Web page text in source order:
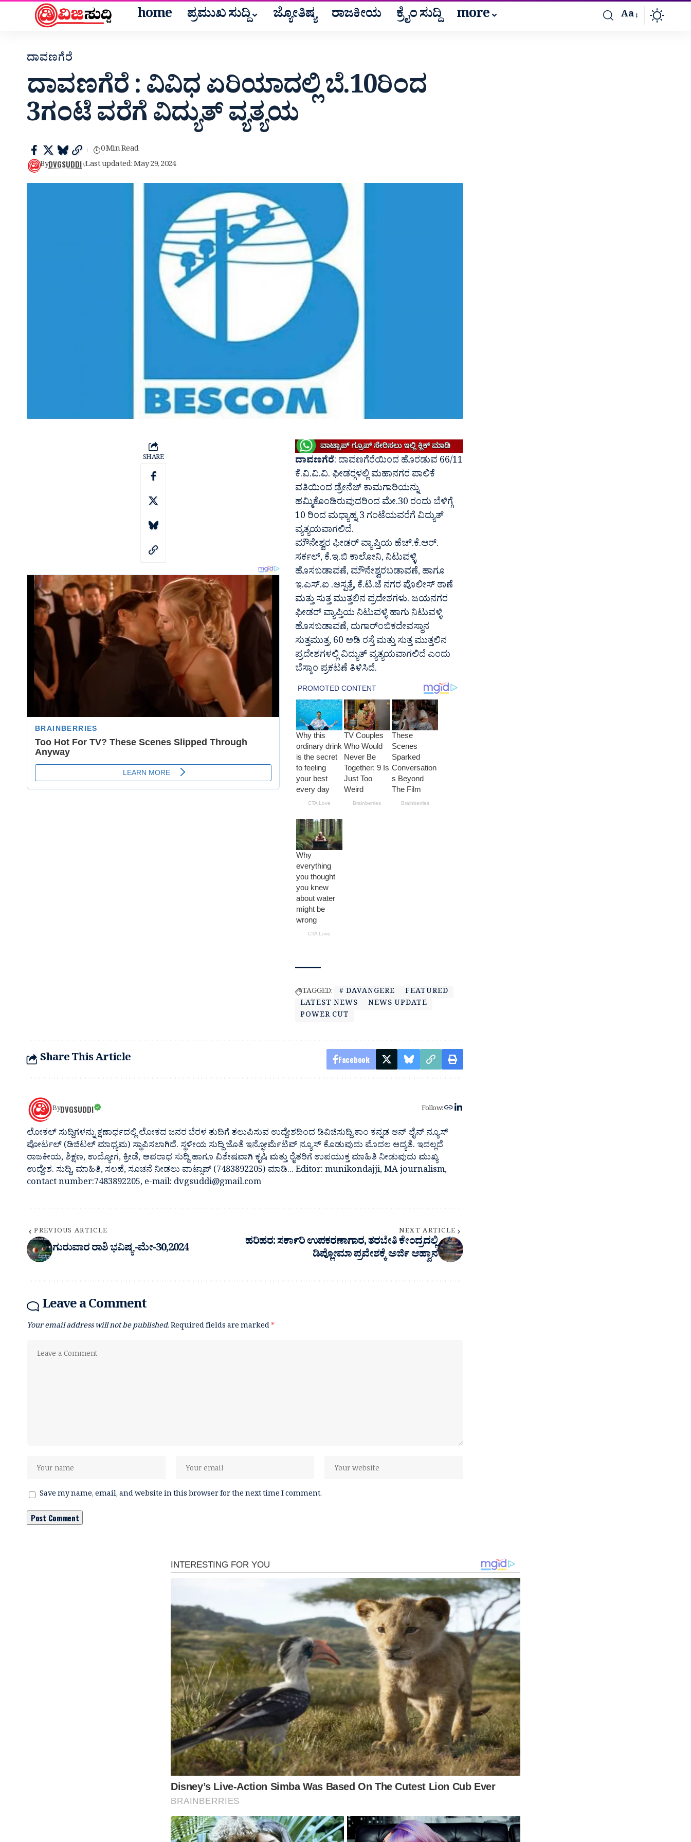
home ಪ್ರಮುಖ ಸುದ್ದಿ ಜ್ಯೋತಿಷ್ಯ ರಾಜಕೀಯ ಕ್ರೈಂ ಸುದ್ದಿ more Aa
ದಾವಣಗೆರೆ
ದಾವಣಗೆರೆ : ವಿವಿಧ ಏರಿಯಾದಲ್ಲಿ ಬೆ.10ರಿಂದ
3ಗಂಟೆ ವರೆಗೆ ವಿದ್ಯುತ್ ವ್ಯತ್ಯಯ
ByDVGSUDDI Last updated: May 29, 2024
0 Min Read
SHARE ದಾವಣಗೆರೆ: ದಾವಣಗೆರೆಯಿಂದ ಹೊರಡುವ 66/11
ಕೆ.ವಿ.ವಿ.ವಿ. ಫೀಡರ್‍ಗಳಲ್ಲಿ ಮಹಾನಗರ ಪಾಲಿಕೆ
ವತಿಯಿಂದ ಡ್ರೇನೆಜ್ ಕಾಮಗಾರಿಯನ್ನು
ಹಮ್ಮಿಕೊಂಡಿರುವುದರಿಂದ ಮೇ.30 ರಂದು ಬೆಳಿಗ್ಗೆ
10 ರಿಂದ ಮಧ್ಯಾಹ್ನ 3 ಗಂಟೆಯವರೆಗೆ ವಿದ್ಯುತ್
ವ್ಯತ್ಯಯವಾಗಲಿದೆ.
ಮೌನೇಶ್ವರ ಫೀಡರ್ ವ್ಯಾಪ್ತಿಯ ಹೆಚ್.ಕೆ.ಆರ್.
ಸರ್ಕಲ್, ಕೆ.ಇ.ಬಿ ಕಾಲೋನಿ, ನಿಟುವಳ್ಳಿ
ಹೊಸಬಡಾವಣೆ, ಮೌನೇಶ್ವರಬಡಾವಣೆ, ಹಾಗೂ
ಇ.ಎಸ್.ಐ .ಆಸ್ಪತ್ರೆ, ಕೆ.ಟಿ.ಜೆ ನಗರ ಪೊಲೀಸ್ ಠಾಣೆ
ಮತ್ತು ಸುತ್ತ ಮುತ್ತಲಿನ ಪ್ರದೇಶಗಳು.‌ ಜಯನಗರ
ಫೀಡರ್ ವ್ಯಾಪ್ತಿಯ ನಿಟುವಳ್ಳಿ ಹಾಗು ನಿಟುವಳ್ಳಿ
ಹೊಸಬಡಾವಣೆ, ದುಗಾರ್ಂಬಿಕದೇವಸ್ಥಾನ
ಸುತ್ತಮುತ್ತ, 60 ಅಡಿ ರಸ್ತೆ ಮತ್ತು ಸುತ್ತ ಮುತ್ತಲಿನ
ಪ್ರದೇಶಗಳಲ್ಲಿ ವಿದ್ಯುತ್ ವ್ಯತ್ಯಯವಾಗಲಿದೆ ಎಂದು
ಬೆಸ್ಕಾಂ ಪ್ರಕಟಣೆ ತಿಳಿಸಿದೆ.
TAGGED: # DAVANGERE
FEATURED
LATEST NEWS
NEWS UPDATE
POWER CUT
Share This Article Facebook
ByDVGSUDDI Follow:
ಲೋಕಲ್ ಸುದ್ದಿಗಳನ್ನು ಕ್ಷಣಾರ್ಧದಲ್ಲಿ ಲೋಕದ ಜನರ ಬೆರಳ ತುದಿಗೆ ತಲುಪಿಸುವ ಉದ್ದೇಶದಿಂದ ಡಿವಿಜಿಸುದ್ದಿ.ಕಾಂ ಕನ್ನಡ ಆನ್ ಲೈನ್ ನ್ಯೂಸ್
ಪೋರ್ಟಲ್ (ಡಿಜಿಟಲ್ ಮಾಧ್ಯಮ) ಸ್ಥಾಪಿಸಲಾಗಿದೆ. ಸ್ಥಳೀಯ ಸುದ್ದಿ ಜೊತೆ ಇನ್ಫೋರ್ಮೆಟಿವ್ ನ್ಯೂಸ್ ಕೊಡುವುದು ಮೊದಲ ಆದ್ಯತೆ. ಇದಲ್ಲದೆ
ರಾಜಕೀಯ, ಶಿಕ್ಷಣ, ಉದ್ಯೋಗ, ಕ್ರೀಡೆ, ಅಪರಾಧ ಸುದ್ದಿ ಹಾಗೂ ವಿಶೇಷವಾಗಿ ಕೃಷಿ ಮತ್ತು ರೈತರಿಗೆ ಉಪಯುಕ್ತ ಮಾಹಿತಿ ನೀಡುವುದು ಮುಖ್ಯ
ಉದ್ದೇಶ. ಸುದ್ದಿ, ಮಾಹಿತಿ, ಸಲಹೆ, ಸೂಚನೆ ನೀಡಲು ವಾಟ್ಸಾಪ್ (7483892205) ಮಾಡಿ... Editor: munikondajji, MA journalism,
contact number:7483892205, e-mail: dvgsuddi@gmail.com
PREVIOUS ARTICLE
ಗುರುವಾರ ರಾಶಿ ಭವಿಷ್ಯ -ಮೇ-30,2024
NEXT ARTICLE
ಹರಿಹರ: ಸರ್ಕಾರಿ ಉಪಕರಣಾಗಾರ, ತರಬೇತಿ ಕೇಂದ್ರದಲ್ಲಿ
ಡಿಪ್ಲೋಮಾ ಪ್ರವೇಶಕ್ಕೆ ಅರ್ಜಿ ಆಹ್ವಾನ
Leave a Comment
Your email address will not be published.Required fields are marked*
Save my name, email, and website in this browser for the next time I comment.